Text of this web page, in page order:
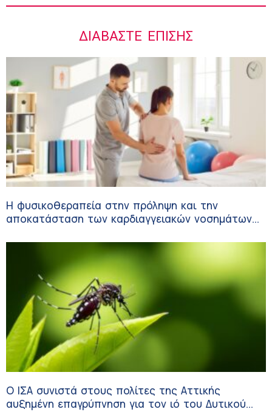
ΔΙΑΒΆΣΤΕ ΕΠΊΣΗΣ
Η φυσικοθεραπεία στην πρόληψη και την
αποκατάσταση των καρδιαγγειακών νοσημάτων
Ο ΙΣΑ συνιστά στους πολίτες της Αττικής
αυξημένη επαγρύπνηση για τον ιό του Δυτικού